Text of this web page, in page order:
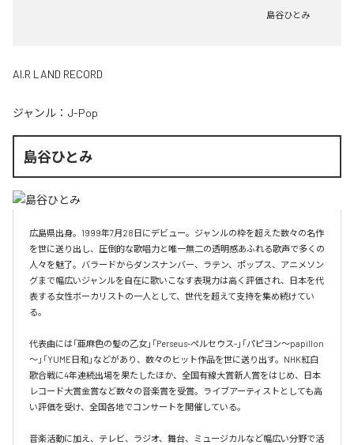
島谷ひとみ
AI.R LAND RECORD
ジャンル： J-Pop
島谷ひとみ
広島県出身。1999年7月28日にデビュー。ジャンルの枠を超えた数々の名作
を世に送り出し、圧倒的な歌唱力と唯一無二の透明感あふれる歌声で多くの
人々を魅了。バラードからダンスナンバー、ラテン、ポップス、アニメソン
グまで幅広いジャンルを自在に歌いこなす表現力は高く評価され、日本を代
表する女性ボーカリストの一人として、世代を超えて支持を集め続けてい
る。
代表曲には「亜麻色の髪の乙女」「Perseus-ペルセウス-」「パピヨン～papillon
～」「YUME日和」などがあり、数々のヒット作品を世に送り出す。NHK紅白
歌合戦に4年連続出場を果たしたほか、全国有線大賞新人賞をはじめ、日本
レコード大賞金賞など数々の音楽賞を受賞。ライブアーティストとしても高
い評価を受け、全国各地でコンサートを開催している。
音楽活動に加え、テレビ、ラジオ、舞台、ミュージカルなど幅広い分野で活